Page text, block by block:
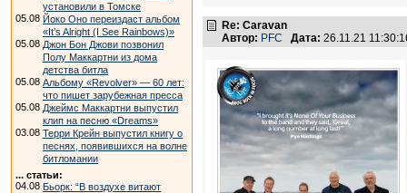
установили в Томске
05.08 Йоко Оно переиздаст альбом
«It’s Alright (I See Rainbows)»
05.08 Джон Бон Джови позвонил
Полу Маккартни из дома
детства битла
05.08 Альбому «Revolver» — 60 лет:
что пишет зарубежная пресса
05.08 Джеймс Маккартни выпустил
клип на песню «Dreams»
03.08 Терри Крейн выпустил книгу о
песнях, появившихся на волне
битломании
... статьи:
04.08 Бьорк: “В воздухе витают
Re: Caravan
Автор: PFC Дата: 26.11.21